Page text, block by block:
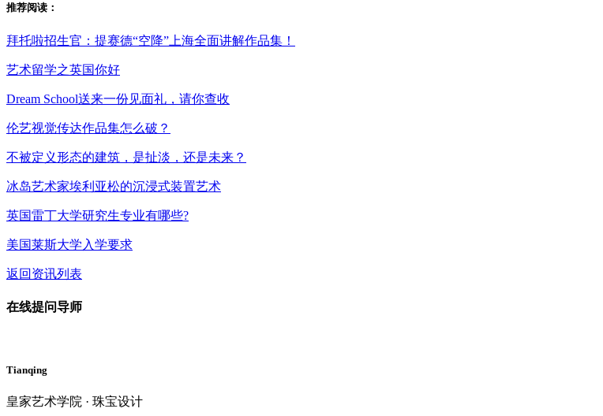
推荐阅读：
拜托啦招生官：提赛德“空降”上海全面讲解作品集！
艺术留学之英国你好
Dream School送来一份见面礼，请你查收
伦艺视觉传达作品集怎么破？
不被定义形态的建筑，是扯淡，还是未来？
冰岛艺术家埃利亚松的沉浸式装置艺术
英国雷丁大学研究生专业有哪些?
美国莱斯大学入学要求
返回资讯列表
在线提问导师
Tianqing
皇家艺术学院 · 珠宝设计